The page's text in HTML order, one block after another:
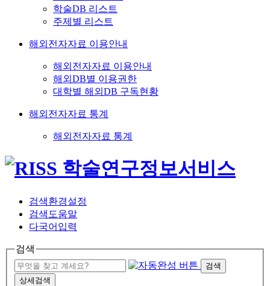
학술DB 리스트
주제별 리스트
해외전자자료 이용안내
해외전자자료 이용안내
해외DB별 이용권한
대학별 해외DB 구독현황
해외전자자료 통계
해외전자자료 통계
검색환경설정
검색도움말
다국어입력
검색
검색
상세검색